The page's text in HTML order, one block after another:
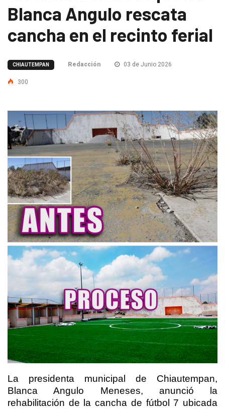
Blanca Angulo rescata
cancha en el recinto ferial
CHIAUTEMPAN Redacción 03 de Junio 2026
300
La presidenta municipal de Chiautempan,
Blanca Angulo Meneses, anunció la
rehabilitación de la cancha de fútbol 7 ubicada